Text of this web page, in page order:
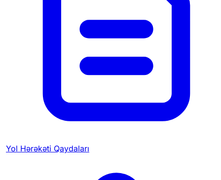
Yol Hərəkəti Qaydaları